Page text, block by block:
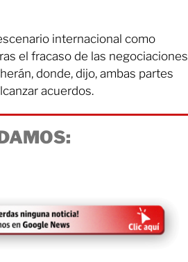
internacional como
el fracaso de las negociaciones
donde, dijo, ambas partes
acuerdos.